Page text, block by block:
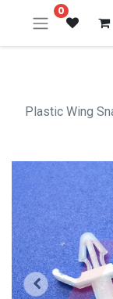
0
Plastic Wing